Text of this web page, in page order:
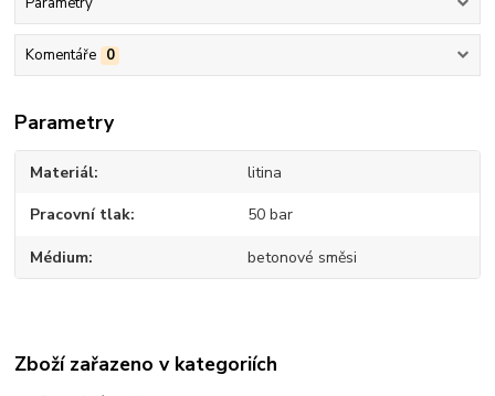
Komentáře 0
Parametry
Materiál litina
Pracovní tlak 50 bar
Médium betonové směsi
Zboží zařazeno v kategoriích